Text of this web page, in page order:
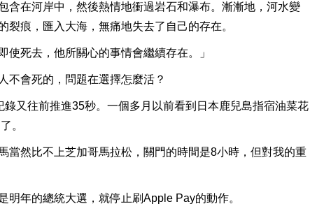
含在河岸中，然後熱情地衝過岩石和瀑布。漸漸地，河水變
痕，匯入大海，無痛地失去了自己的存在。
使死去，他所關心的事情會繼續存在。」
不會死的，問題在選擇怎麼活？
又往前推進35秒。一個多月以前看到日本鹿兒島指宿油菜花
。
當然比不上芝加哥馬拉松，關門的時間是8小時，但對我的重
年的總統大選，就停止刷Apple Pay的動作。